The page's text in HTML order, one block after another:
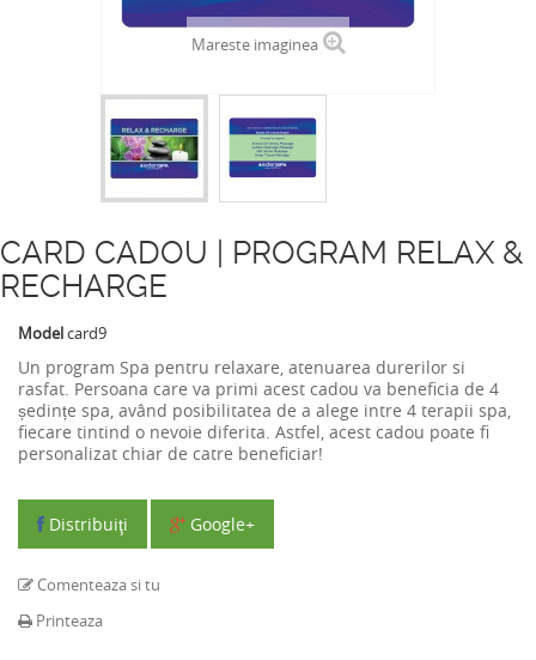
Mareste imaginea
CARD CADOU | PROGRAM RELAX &
RECHARGE
Modelcard9
Un program Spa pentru relaxare, atenuarea durerilor si
rasfat. Persoana care va primi acest cadou va beneficia de 4
ședințe spa, având posibilitatea de a alege intre 4 terapii spa,
fiecare tintind o nevoie diferita. Astfel, acest cadou poate fi
personalizat chiar de catre beneficiar!
Distribuiţi Google+
Comenteaza si tu
Printeaza